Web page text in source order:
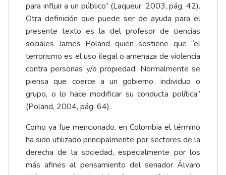
para influir a un público” (Laqueur, 2003, pág. 42).
Otra definición que puede ser de ayuda para el
presente texto es la del profesor de ciencias
sociales James Poland quien sostiene que “el
terrorismo es el uso ilegal o amenaza de violencia
contra personas y/o propiedad. Normalmente se
piensa que coerce a un gobierno, individuo o
grupo, o lo hace modificar su conducta política”
(Poland, 2004, pág. 64).
Como ya fue mencionado, en Colombia el término
ha sido utilizado principalmente por sectores de la
derecha de la sociedad, especialmente por los
más afines al pensamiento del senador Álvaro